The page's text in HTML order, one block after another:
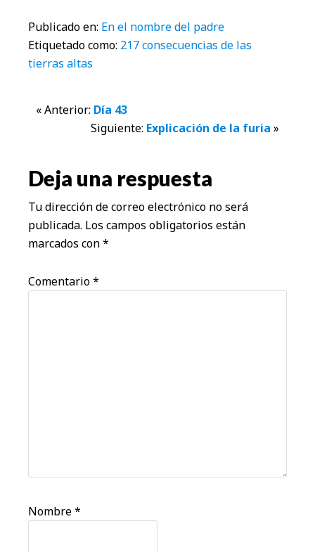
Publicado en: En el nombre del padre
Etiquetado como: 217 consecuencias de las
tierras altas
Interacciones
los
lectores
« Anterior: Día 43
Siguiente: Explicación de la furia »
Deja una respuesta
Tu dirección de correo electrónico no será
publicada. Los campos obligatorios están
marcados con*
Comentario*
Nombre*